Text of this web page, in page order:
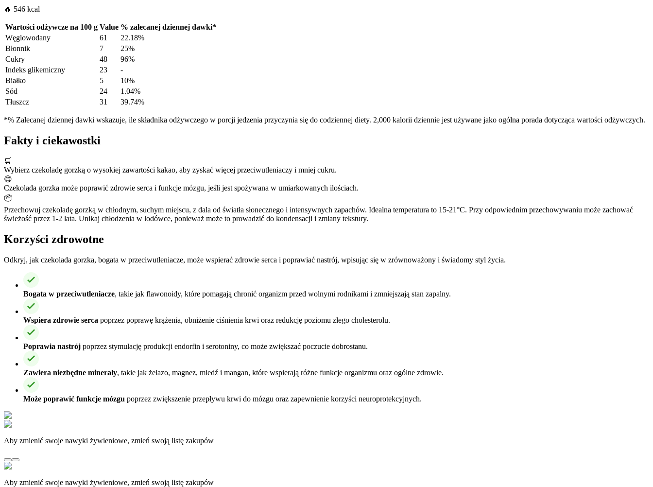
🔥 546 kcal
Wartości odżywcze na 100 g Value % zalecanej dziennej dawki*
Węglowodany
61
22.18%
Błonnik
7
25%
Cukry
48
96%
Indeks glikemiczny
23
-
Białko
5
10%
Sód
24
1.04%
Tłuszcz
31 39.74%
*% Zalecanej dziennej dawki wskazuje, ile składnika odżywczego w porcji jedzenia przyczynia się do codziennej diety. 2,000 kalorii dziennie jest używane jako ogólna porada dotycząca wartości odżywczych.
Fakty i ciekawostki
🛒
Wybierz czekoladę gorzką o wysokiej zawartości kakao, aby zyskać więcej przeciwutleniaczy i mniej cukru.
😋
Czekolada gorzka może poprawić zdrowie serca i funkcje mózgu, jeśli jest spożywana w umiarkowanych ilościach.
📦
Przechowuj czekoladę gorzką w chłodnym, suchym miejscu, z dala od światła słonecznego i intensywnych zapachów. Idealna temperatura to 15-21°C. Przy odpowiednim przechowywaniu może zachować
świeżość przez 1-2 lata. Unikaj chłodzenia w lodówce, ponieważ może to prowadzić do kondensacji i zmiany tekstury.
Korzyści zdrowotne
Odkryj, jak czekolada gorzka, bogata w przeciwutleniacze, może wspierać zdrowie serca i poprawiać nastrój, wpisując się w zrównoważony i świadomy styl życia.
Bogata w przeciwutleniacze, takie jak flawonoidy, które pomagają chronić organizm przed wolnymi rodnikami i zmniejszają stan zapalny.
Wspiera zdrowie serca poprzez poprawę krążenia, obniżenie ciśnienia krwi oraz redukcję poziomu złego cholesterolu.
Poprawia nastrój poprzez stymulację produkcji endorfin i serotoniny, co może zwiększać poczucie dobrostanu.
Zawiera niezbędne minerały, takie jak żelazo, magnez, miedź i mangan, które wspierają różne funkcje organizmu oraz ogólne zdrowie.
Może poprawić funkcje mózgu poprzez zwiększenie przepływu krwi do mózgu oraz zapewnienie korzyści neuroprotekcyjnych.
Aby zmienić swoje nawyki żywieniowe, zmień swoją listę zakupów
Aby zmienić swoje nawyki żywieniowe, zmień swoją listę zakupów